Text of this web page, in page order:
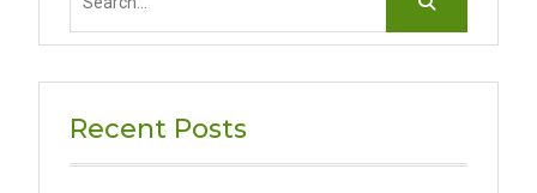
Recent Posts